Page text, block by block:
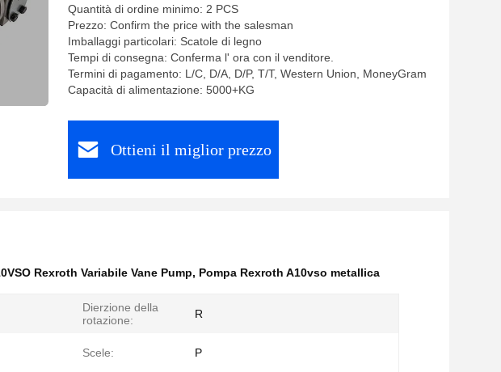
Quantità di ordine minimo: 2 PCS
Prezzo: Confirm the price with the salesman
Imballaggi particolari: Scatole di legno
Tempi di consegna: Conferma l' ora con il venditore.
Termini di pagamento: L/C, D/A, D/P, T/T, Western Union, MoneyGram
Capacità di alimentazione: 5000+KG
Ottieni il miglior prezzo
Rexroth Variabile Vane Pump, Pompa Rexroth A10vso metallica
Dierzione della
rotazione:
R
Scele: P